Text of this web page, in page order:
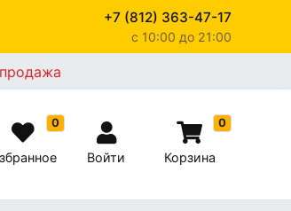
+7 (812) 363-47-17
c 10:00 до 21:00
0
Войти
0
Корзина